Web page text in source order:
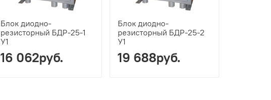
Блок диодно-
резисторный БДР-25-1
У1
16 062руб.
Блок диодно-
резисторный БДР-25-2
У1
19 688руб.